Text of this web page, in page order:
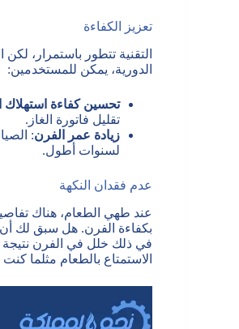
تعزيز الكفاءة
التقنية تتطور باستمرار،
الدورية، يمكن للمستخدمين:
تحسين كفاءة استهلاك
تقليل فاتورة الغاز.
زيادة عمر الفرن:
لسنوات أطول.
عدم فقدان النكهة
عند طهي الطعام، هناك
بكفاءة الفرن. هل سبق لك
في ذلك خلل في الفرن
الاستمتاع بالطعام مثلما كنت